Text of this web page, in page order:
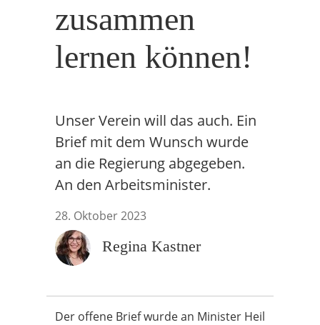
zusammen
lernen können!
Unser Verein will das auch. Ein
Brief mit dem Wunsch wurde
an die Regierung abgegeben.
An den Arbeitsminister.
28. Oktober 2023
Regina Kastner
Der offene Brief wurde an Minister Heil